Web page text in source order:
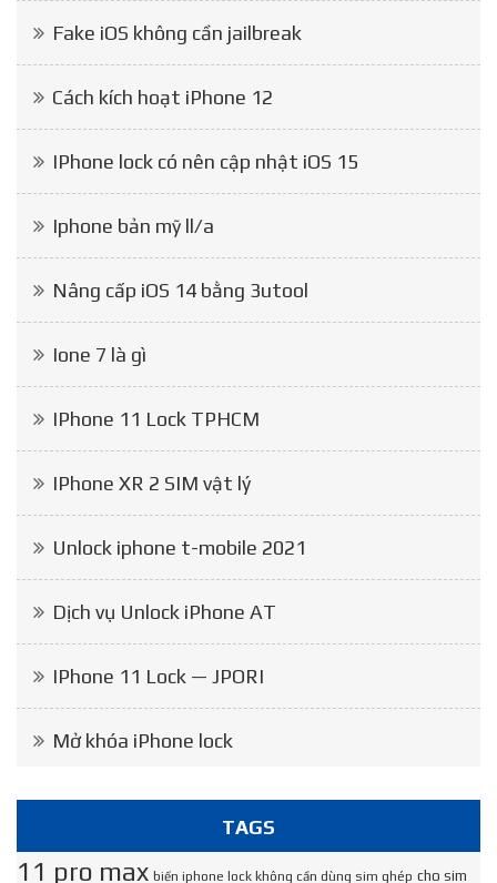
Fake iOS không cần jailbreak
Cách kích hoạt iPhone 12
IPhone lock có nên cập nhật iOS 15
Iphone bản mỹ ll/a
Nâng cấp iOS 14 bằng 3utool
Ione 7 là gì
IPhone 11 Lock TPHCM
IPhone XR 2 SIM vật lý
Unlock iphone t-mobile 2021
Dịch vụ Unlock iPhone AT
IPhone 11 Lock — JPORI
Mở khóa iPhone lock
TAGS
11 pro max biến iphone lock không cần dùng sim ghép cho sim